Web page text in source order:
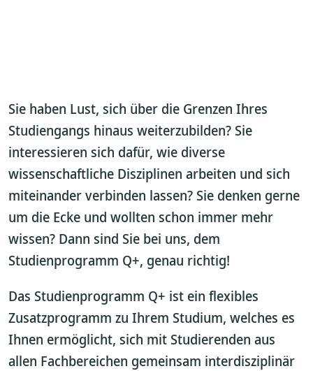
Sie haben Lust, sich über die Grenzen Ihres
Studiengangs hinaus weiterzubilden? Sie
interessieren sich dafür, wie diverse
wissenschaftliche Disziplinen arbeiten und sich
miteinander verbinden lassen? Sie denken gerne
um die Ecke und wollten schon immer mehr
wissen? Dann sind Sie bei uns, dem
Studienprogramm Q+, genau richtig!
Das Studienprogramm Q+ ist ein flexibles
Zusatzprogramm zu Ihrem Studium, welches es
Ihnen ermöglicht, sich mit Studierenden aus
allen Fachbereichen gemeinsam interdisziplinär